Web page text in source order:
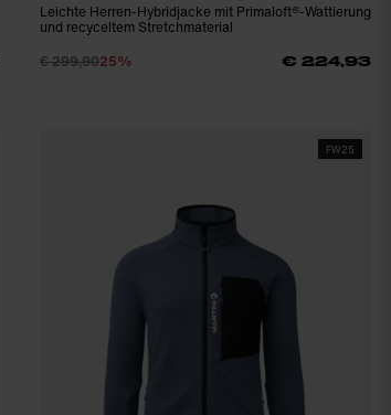
Leichte Herren-Hybridjacke mit Primaloft®-Wattierung
und recyceltem Stretchmaterial
€ 299,9025% € 224,93
FW25